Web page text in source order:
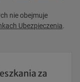
nie obejmuje
Ubezpieczenia.
za